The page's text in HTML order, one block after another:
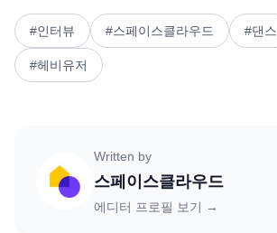
#인터뷰 #스페이스클라우드 #댄스
#헤비유저
Written by
스페이스클라우드
에디터 프로필 보기 →